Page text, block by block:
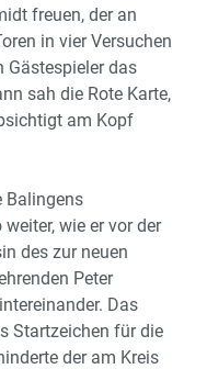
freuen, der an
in vier Versuchen
Gästespieler das
sah die Rote Karte,
am Kopf
Balingens
wie er vor der
des zur neuen
Peter
Das
Startzeichen für die
der am Kreis